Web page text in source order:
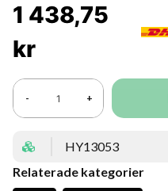
1 438,75
kr
- +
HY13053
Relaterade kategorier